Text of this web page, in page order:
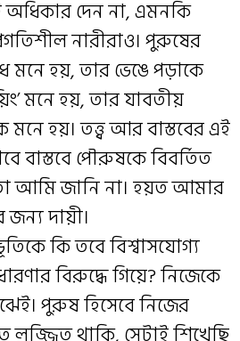
অধিকার দেন না, এমনকি
নারীরাও। পুরুষের
মনে হয়, তার ভেঙে পড়াকে
মনে হয়, তার যাবতীয়
হয়। তত্ত্ব আর বাস্তবের এই
বাস্তবে পৌরুষকে বিবর্তিত
আমি জানি না। হয়ত আমার
জন্য দায়ী।
কি তবে বিশ্বাসযোগ্য
বিরুদ্ধে গিয়ে? নিজেকে
পুরুষ হিসেবে নিজের